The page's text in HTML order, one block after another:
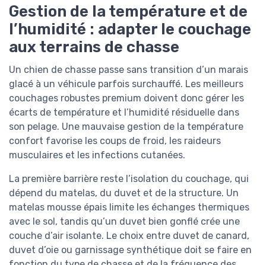
Gestion de la température et de
l’humidité : adapter le couchage
aux terrains de chasse
Un chien de chasse passe sans transition d’un marais
glacé à un véhicule parfois surchauffé. Les meilleurs
couchages robustes premium doivent donc gérer les
écarts de température et l’humidité résiduelle dans
son pelage. Une mauvaise gestion de la température
confort favorise les coups de froid, les raideurs
musculaires et les infections cutanées.
La première barrière reste l’isolation du couchage, qui
dépend du matelas, du duvet et de la structure. Un
matelas mousse épais limite les échanges thermiques
avec le sol, tandis qu’un duvet bien gonflé crée une
couche d’air isolante. Le choix entre duvet de canard,
duvet d’oie ou garnissage synthétique doit se faire en